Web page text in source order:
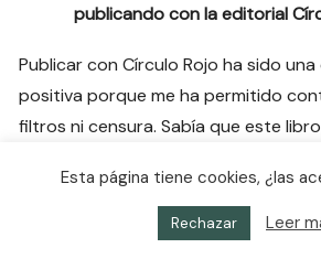
publicando con la editorial
Publicar con Círculo Rojo ha sido
positiva porque me ha permitido
filtros ni censura. Sabía que este
de publicar, que iba a levantar
una editorial que me diera libertad
los hechos con la crudeza y el rigor
Esta página tiene cookies, ¿las
Rechazar Leer